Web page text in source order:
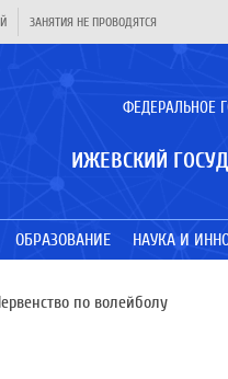
ЗАНЯТИЯ НЕ ПРОВОДЯТСЯ
ФЕДЕРАЛЬНОЕ
ИЖЕВСКИЙ
ОБРАЗОВАНИЕ НАУКА И
по волейболу